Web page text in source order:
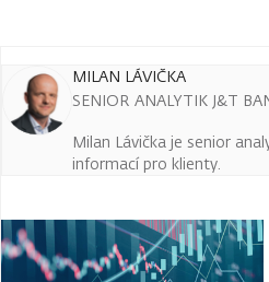
MILAN LÁVIČKA
SENIOR ANALYTIK J&T
Milan Lávička je senior
informací pro klienty.